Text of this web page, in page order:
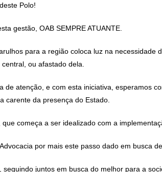
Polo!
gestão, OAB SEMPRE ATUANTE.
para a região coloca luz na
ou afastado dela.
de atenção, e com esta iniciativa, esperamos
carente da presença do Estado.
que começa a ser idealizado com a
por mais este passo dado em busca
seguindo juntos em busca do melhor para a